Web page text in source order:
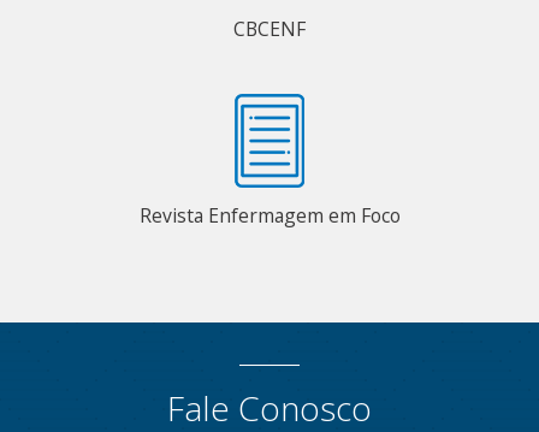
CBCENF
Revista Enfermagem em Foco
Fale Conosco